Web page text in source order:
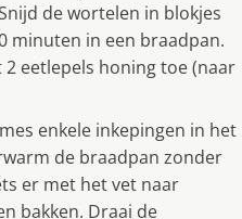
de wortelen in blokjes
minuten in een braadpan.
2 eetlepels honing toe (naar
enkele inkepingen in het
de braadpan zonder
er met het vet naar
bakken. Draai de